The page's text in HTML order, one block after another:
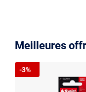
Meilleures
-3%